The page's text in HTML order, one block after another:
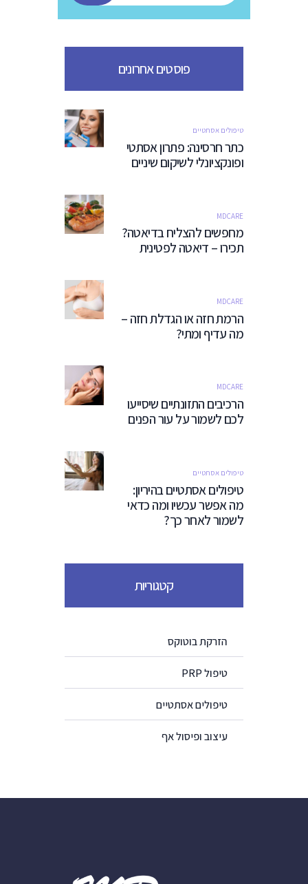
פוסטים אחרונים
טיפולים אסתטיים
כתר חרסינה: פתרון אסתטי
ופונקציונלי לשיקום שיניים
MDCARE
מחפשים להצליח בדיאטה?
תכירו – דיאטה לפטינית
MDCARE
הרמת חזה או הגדלת חזה –
מה עדיף ומתי?
MDCARE
הרכיבים התזונתיים שיסייעו
לכם לשמור על עור הפנים
טיפולים אסתטיים
טיפולים אסתטיים בהיריון:
מה אפשר עכשיו ומה כדאי
לשמור לאחר כך?
קטגוריות
הזרקת בוטוקס
טיפול PRP
טיפולים אסתטיים
עיצוב ופיסול אף